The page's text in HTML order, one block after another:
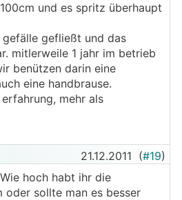
und es spritz überhaupt
gefließt und das
mitlerweile 1 jahr im betrieb
benützen darin eine
eine handbrause.
mehr als
21.12.2011 (#19)
hoch habt ihr die
oder sollte man es besser